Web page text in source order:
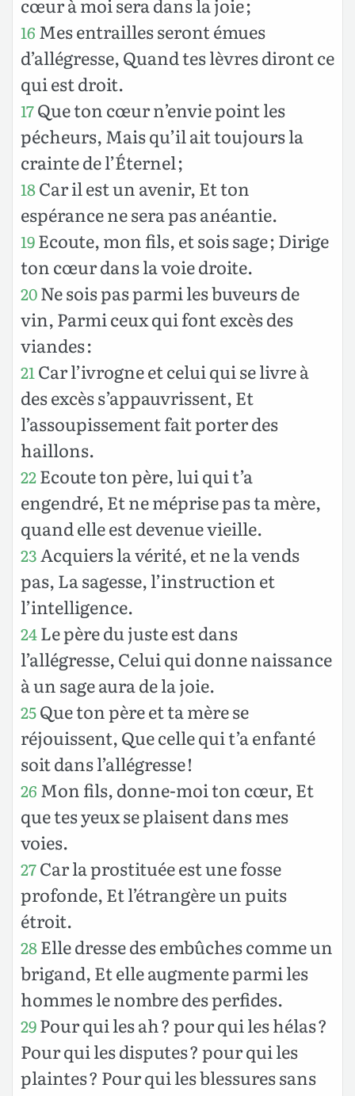
16 Mes entrailles seront émues
d’allégresse, Quand tes lèvres diront ce
qui est droit.
17Que ton cœur n’envie point les
pécheurs, Mais qu’il ait toujours la
crainte de l’Éternel ;
18Car il est un avenir, Et ton
espérance ne sera pas anéantie.
19Ecoute, mon fils, et sois sage ; Dirige
ton cœur dans la voie droite.
20Ne sois pas parmi les buveurs de
vin, Parmi ceux qui font excès des
viandes :
21 Car l’ivrogne et celui qui se livre à
des excès s’appauvrissent, Et
l’assoupissement fait porter des
haillons.
22Ecoute ton père, lui qui t’a
engendré, Et ne méprise pas ta mère,
quand elle est devenue vieille.
23Acquiers la vérité, et ne la vends
pas, La sagesse, l’instruction et
l’intelligence.
24Le père du juste est dans
l’allégresse, Celui qui donne naissance
à un sage aura de la joie.
25Que ton père et ta mère se
réjouissent, Que celle qui t’a enfanté
soit dans l’allégresse !
26 Mon fils, donne-moi ton cœur, Et
que tes yeux se plaisent dans mes
voies.
27Car la prostituée est une fosse
profonde, Et l’étrangère un puits
étroit.
28Elle dresse des embûches comme un
brigand, Et elle augmente parmi les
hommes le nombre des perfides.
29Pour qui les ah ? pour qui les hélas ?
Pour qui les disputes ? pour qui les
plaintes ? Pour qui les blessures sans